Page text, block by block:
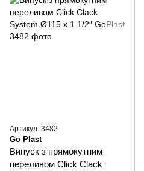
Артикул: 3482
Go Plast
Випуск з прямокутним
переливом Click Clack